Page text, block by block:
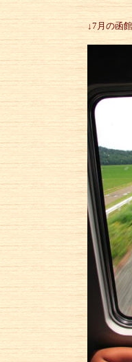
↓7月の函